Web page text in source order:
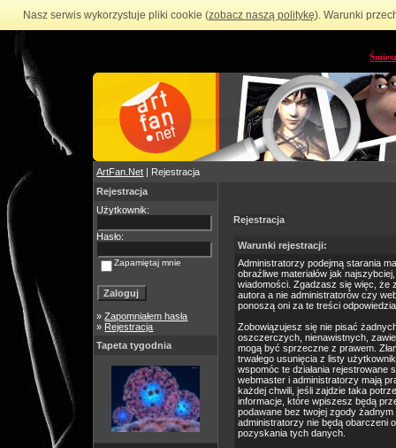
Nasz serwis wykorzystuje pliki cookie (zobacz naszą politykę). Warunki
ArtFan.Net | Rejestracja
Rejestracja
Użytkownik:
Hasło:
Zapamiętaj mnie
»Zapomniałem hasła
» Rejestracja
Tapeta tygodnia
Rejestracja
Warunki rejestracji:
Administratorzy podejmą starania
obraźliwe materiałów jak
wiadomości. Zgadzasz się więc, że
autora a nie administratorów czy
ponoszą oni za te treści
Zobowiązujesz się nie pisać
oszczerczych, nienawistnych,
mogą być sprzeczne z prawem.
trwałego usunięcia z listy
wspomóc te działania
webmaster i administratorzy mają
każdej chwili, jeśli zajdzie taka
informacje, które wpiszesz będą
podawane bez twojej zgody
administratorzy nie będą obarczeni
pozyskania tych danych.